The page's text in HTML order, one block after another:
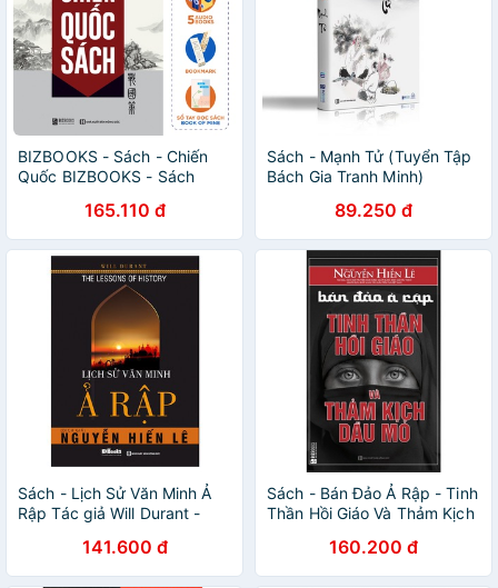
BIZBOOKS - Sách - Chiến
Quốc BIZBOOKS - Sách
165.110 đ
Sách - Mạnh Tử (Tuyển Tập
Bách Gia Tranh Minh)
89.250 đ
Sách - Lịch Sử Văn Minh Ả
Rập Tác giả Will Durant -
141.600 đ
Sách - Bán Đảo Ả Rập - Tinh
Thần Hồi Giáo Và Thảm Kịch
160.200 đ